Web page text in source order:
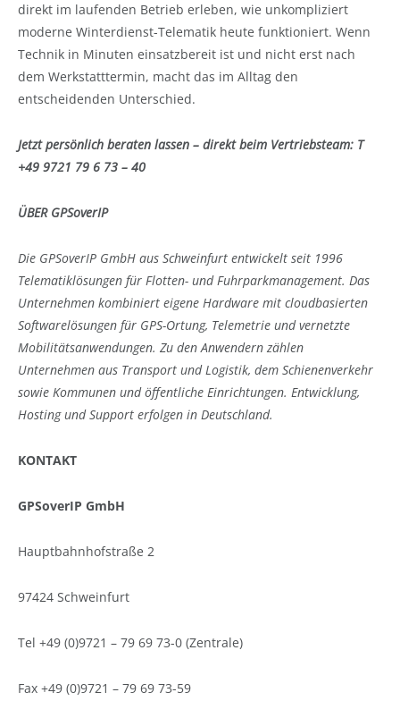
direkt im laufenden Betrieb erleben, wie unkompliziert
moderne Winterdienst-Telematik heute funktioniert. Wenn
Technik in Minuten einsatzbereit ist und nicht erst nach
dem Werkstatttermin, macht das im Alltag den
entscheidenden Unterschied.
Jetzt persönlich beraten lassen – direkt beim Vertriebsteam: T
+49 9721 79 6 73 – 40
ÜBER GPSoverIP
Die GPSoverIP GmbH aus Schweinfurt entwickelt seit 1996
Telematiklösungen für Flotten- und Fuhrparkmanagement. Das
Unternehmen kombiniert eigene Hardware mit cloudbasierten
Softwarelösungen für GPS-Ortung, Telemetrie und vernetzte
Mobilitätsanwendungen. Zu den Anwendern zählen
Unternehmen aus Transport und Logistik, dem Schienenverkehr
sowie Kommunen und öffentliche Einrichtungen. Entwicklung,
Hosting und Support erfolgen in Deutschland.
KONTAKT
GPSoverIP GmbH
Hauptbahnhofstraße 2
97424 Schweinfurt
Tel +49 (0)9721 – 79 69 73-0 (Zentrale)
Fax +49 (0)9721 – 79 69 73-59